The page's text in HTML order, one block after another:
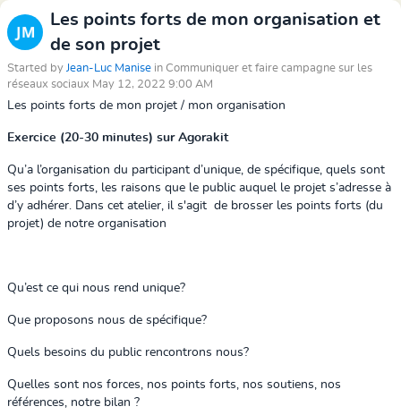
Les points forts de mon organisation et
de son projet
Started by Jean-Luc Manise in Communiquer et faire campagne sur les
réseaux sociaux May 12, 2022 9:00 AM
Les points forts de mon projet / mon organisation
Exercice (20-30 minutes) sur Agorakit
Qu’a l’organisation du participant d’unique, de spécifique, quels sont
ses points forts, les raisons que le public auquel le projet s’adresse à
d’y adhérer. Dans cet atelier, il s'agit de brosser les points forts (du
projet) de notre organisation
Qu’est ce qui nous rend unique?
Que proposons nous de spécifique?
Quels besoins du public rencontrons nous?
Quelles sont nos forces, nos points forts, nos soutiens, nos
références, notre bilan ?